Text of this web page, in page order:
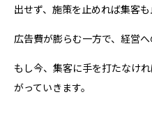
出せず、施策を止めれば集客も
広告費が膨らむ一方で、経営へ
もし今、集客に手を打たなけ
がっていきます。